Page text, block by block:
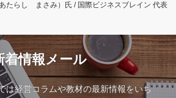
たらし まさみ）氏 / 国際ビジネスブレイン 代表
着情報メール
は経営コラムや教材の最新情報をいち